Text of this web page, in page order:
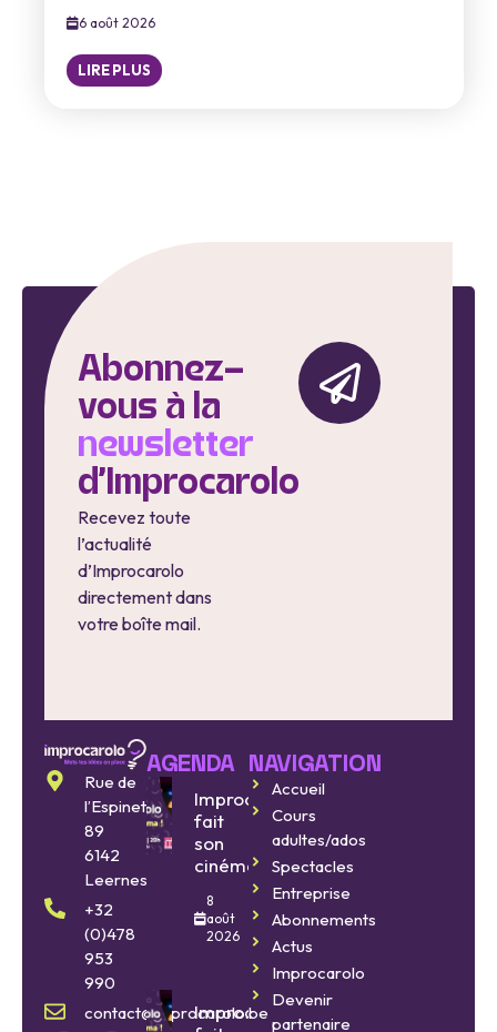
6 août 2026
LIRE PLUS
Abonnez-
vous à la
newsletter
d'Improcarolo
Recevez toute
l’actualité
d’Improcarolo
directement dans
votre boîte mail.
Rue de
l’Espinette
89
6142
Leernes
+32
(0)478
953
990
contact@improcarolo.be
AGENDA
Improcarolo
fait
son
cinéma
8
août
2026
Improcarolo
NAVIGATION
Accueil
Cours
adultes/ados
Spectacles
Entreprise
Abonnements
Actus
Improcarolo
Devenir
partenaire